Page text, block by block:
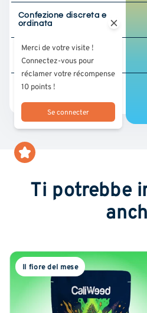
Confezione discreta e
ordinata
Consegna rapida e
gratuita
Programma di
fidelizzazione e vantaggi
per i clienti
Ti potrebbe
Il fiore del mese
Merci de votre visite !
Connectez-vous pour
réclamer votre récompense
10 points !
Se connecter